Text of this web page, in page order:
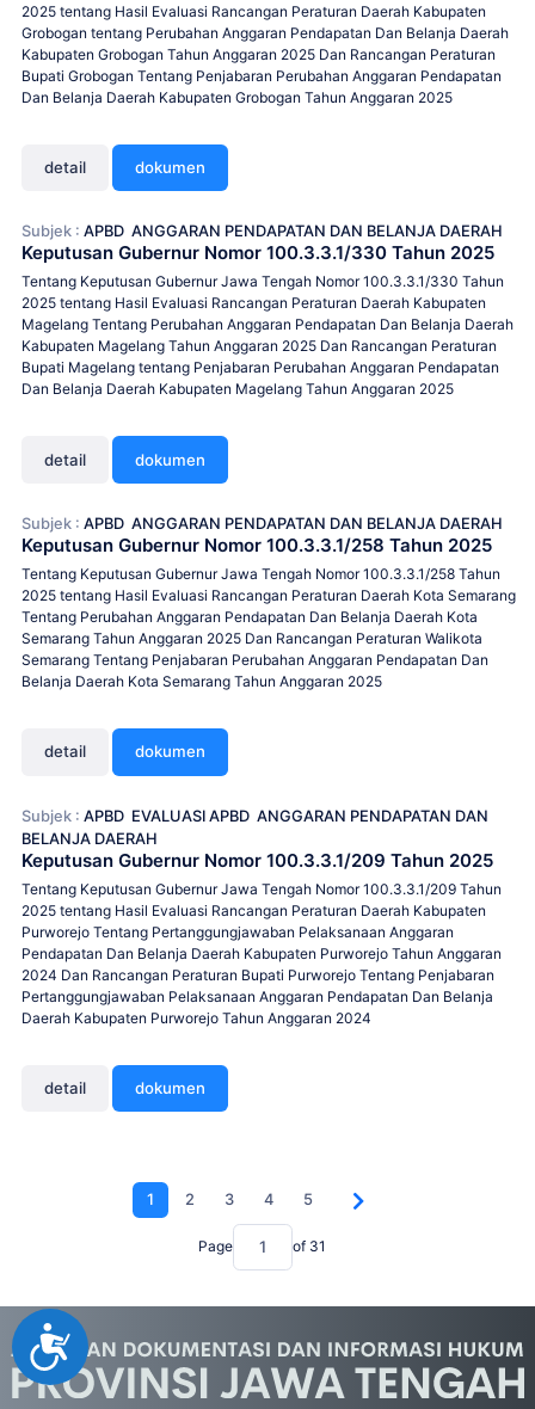
Accessibility
2025 tentang Hasil Evaluasi Rancangan Peraturan Daerah Kabupaten
Grobogan tentang Perubahan Anggaran Pendapatan Dan Belanja Daerah
Kabupaten Grobogan Tahun Anggaran 2025 Dan Rancangan Peraturan
Bupati Grobogan Tentang Penjabaran Perubahan Anggaran Pendapatan
Dan Belanja Daerah Kabupaten Grobogan Tahun Anggaran 2025
detail dokumen
Subjek : APBD ANGGARAN PENDAPATAN DAN BELANJA DAERAH
Keputusan Gubernur Nomor 100.3.3.1/330 Tahun 2025
Tentang Keputusan Gubernur Jawa Tengah Nomor 100.3.3.1/330 Tahun
2025 tentang Hasil Evaluasi Rancangan Peraturan Daerah Kabupaten
Magelang Tentang Perubahan Anggaran Pendapatan Dan Belanja Daerah
Kabupaten Magelang Tahun Anggaran 2025 Dan Rancangan Peraturan
Bupati Magelang tentang Penjabaran Perubahan Anggaran Pendapatan
Dan Belanja Daerah Kabupaten Magelang Tahun Anggaran 2025
detail dokumen
Subjek : APBD ANGGARAN PENDAPATAN DAN BELANJA DAERAH
Keputusan Gubernur Nomor 100.3.3.1/258 Tahun 2025
Tentang Keputusan Gubernur Jawa Tengah Nomor 100.3.3.1/258 Tahun
2025 tentang Hasil Evaluasi Rancangan Peraturan Daerah Kota Semarang
Tentang Perubahan Anggaran Pendapatan Dan Belanja Daerah Kota
Semarang Tahun Anggaran 2025 Dan Rancangan Peraturan Walikota
Semarang Tentang Penjabaran Perubahan Anggaran Pendapatan Dan
Belanja Daerah Kota Semarang Tahun Anggaran 2025
detail dokumen
Subjek : APBD EVALUASI APBD ANGGARAN PENDAPATAN DAN
BELANJA DAERAH
Keputusan Gubernur Nomor 100.3.3.1/209 Tahun 2025
Tentang Keputusan Gubernur Jawa Tengah Nomor 100.3.3.1/209 Tahun
2025 tentang Hasil Evaluasi Rancangan Peraturan Daerah Kabupaten
Purworejo Tentang Pertanggungjawaban Pelaksanaan Anggaran
Pendapatan Dan Belanja Daerah Kabupaten Purworejo Tahun Anggaran
2024 Dan Rancangan Peraturan Bupati Purworejo Tentang Penjabaran
Pertanggungjawaban Pelaksanaan Anggaran Pendapatan Dan Belanja
Daerah Kabupaten Purworejo Tahun Anggaran 2024
detail dokumen
1 2 3 4 5
Page of 31